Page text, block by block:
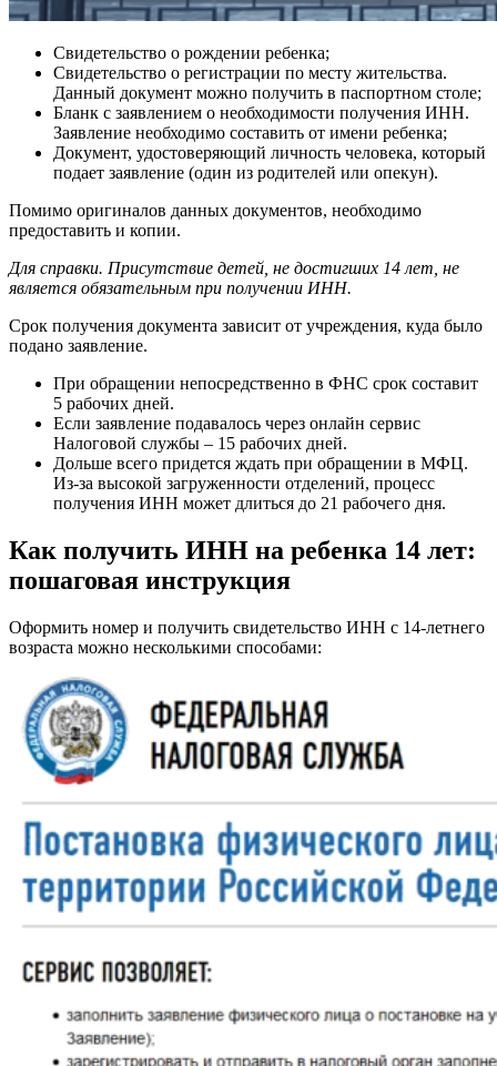
Свидетельство о рождении ребенка;
Свидетельство о регистрации по месту жительства.
Данный документ можно получить в паспортном столе;
Бланк с заявлением о необходимости получения ИНН.
Заявление необходимо составить от имени ребенка;
Документ, удостоверяющий личность человека, который
подает заявление (один из родителей или опекун).
Помимо оригиналов данных документов, необходимо
предоставить и копии.
Для справки. Присутствие детей, не достигших 14 лет, не
является обязательным при получении ИНН.
Срок получения документа зависит от учреждения, куда было
подано заявление.
При обращении непосредственно в ФНС срок составит
5 рабочих дней.
Если заявление подавалось через онлайн сервис
Налоговой службы – 15 рабочих дней.
Дольше всего придется ждать при обращении в МФЦ.
Из-за высокой загруженности отделений, процесс
получения ИНН может длиться до 21 рабочего дня.
Как получить ИНН на ребенка 14 лет:
пошаговая инструкция
Оформить номер и получить свидетельство ИНН с 14-летнего
возраста можно несколькими способами: